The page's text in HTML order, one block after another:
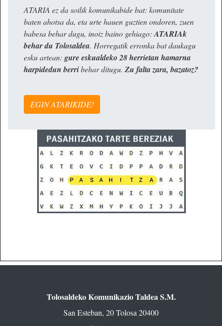
ATARIA ez da soilik komunikabide bat: komunitate
baten ahotsa da, eta urte hauen guztien ondoren, zuen
babesa behar dugu, inoiz baino gehiago: ATARIAk
behar du Tolosaldea. Horregatik erronka bat daukagu
esku artean: gure eskualdeko 28 herrietan hamarna
harpidedun berribehar ditugu. Zu falta zara, bazatoz?
EGIN ATARIKIDE!
Tolosaldeko Komunikazio Taldea S.M.
San Esteban, 20 Tolosa 20400